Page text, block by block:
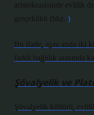
aristokrasisinde evlilik
gerçeklikti (bkz. )
Bu ifade, aynı anda iki
farklı bağlılık arasında
Şövalyelik ve
Şövalyelik kültürü, evlilik